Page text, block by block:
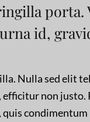
porta.
id,
Nulla sed elit
non